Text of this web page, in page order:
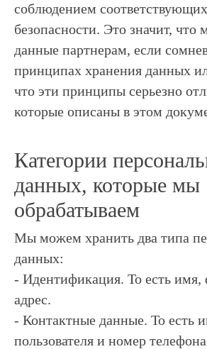
соблюдением
безопасности. Это значит, что
данные партнерам, если
принципах хранения данных
что эти принципы серьезно
которые описаны в этом
Категории
данных, которые мы
обрабатываем
Мы можем хранить два типа
данных:
- Идентификация. То есть
адрес.
- Контактные данные. То есть
пользователя и номер